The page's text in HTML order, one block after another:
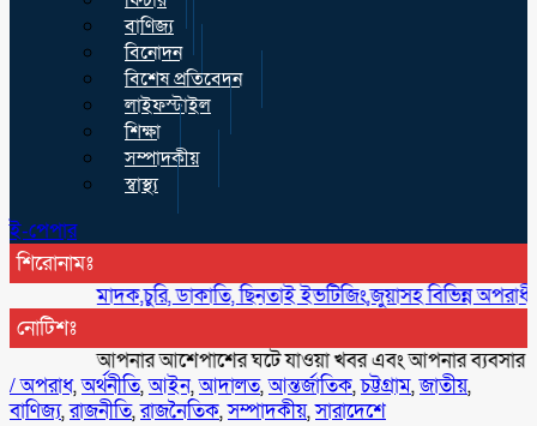
বাণিজ্য
বিনোদন
বিশেষ প্রতিবেদন
লাইফস্টাইল
শিক্ষা
সম্পাদকীয়
স্বাস্থ্য
ই-পেপার
শিরোনামঃ
মাদক,চুরি, ডাকাতি, ছিনতাই ইভটিজিং,জুয়াসহ বিভিন্ন অপরাধী
নোটিশঃ
আপনার আশেপাশের ঘটে যাওয়া খবর এবং আপনার ব্যবসার
/অপরাধ,অর্থনীতি,আইন,আদালত,আন্তর্জাতিক,চট্টগ্রাম,জাতীয়,
বাণিজ্য,রাজনীতি,রাজনৈতিক,সম্পাদকীয়,সারাদেশে